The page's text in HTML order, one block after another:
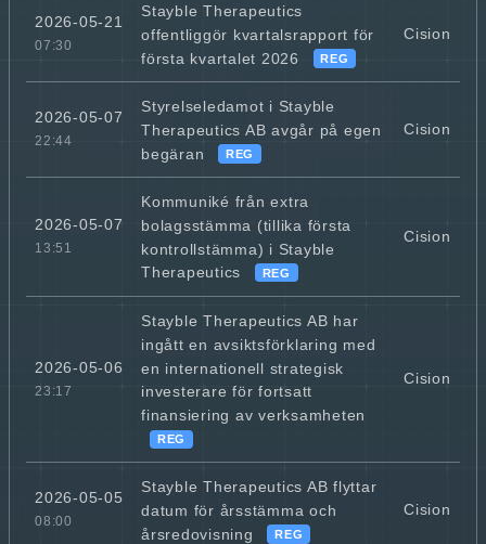
2026-05-21
07:30
Stayble Therapeutics
offentliggör kvartalsrapport för
första kvartalet 2026
REG
Cision
2026-05-07
22:44
Styrelseledamot i Stayble
Therapeutics AB avgår på egen
begäran
REG
Cision
2026-05-07
13:51
Kommuniké från extra
bolagsstämma (tillika första
kontrollstämma) i Stayble
Therapeutics
REG
Cision
2026-05-06
23:17
Stayble Therapeutics AB har
ingått en avsiktsförklaring med
en internationell strategisk
investerare för fortsatt
finansiering av verksamheten
REG
Cision
2026-05-05
08:00
Stayble Therapeutics AB flyttar
datum för årsstämma och
årsredovisning
REG
Cision